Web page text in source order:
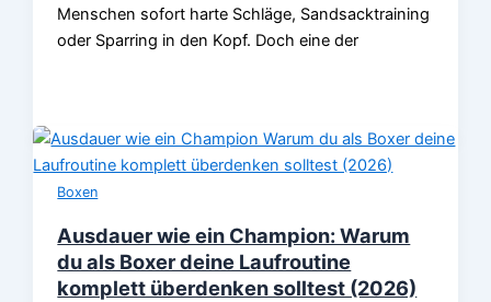
Menschen sofort harte Schläge, Sandsacktraining
oder Sparring in den Kopf. Doch eine der
Boxen
Ausdauer wie ein Champion: Warum
du als Boxer deine Laufroutine
komplett überdenken solltest (2026)